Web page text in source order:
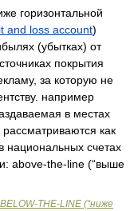
горизонтальной
and loss account)
(убытках) от
покрытия
за которую не
например
в местах
как
национальных счетах
above-the-line (“выше
BELOW-THE-LINE (“ниже